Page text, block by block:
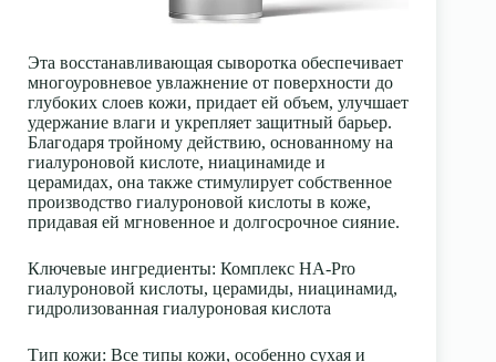
Эта восстанавливающая сыворотка обеспечивает
многоуровневое увлажнение от поверхности до
глубоких слоев кожи, придает ей объем, улучшает
удержание влаги и укрепляет защитный барьер.
Благодаря тройному действию, основанному на
гиалуроновой кислоте, ниацинамиде и
церамидах, она также стимулирует собственное
производство гиалуроновой кислоты в коже,
придавая ей мгновенное и долгосрочное сияние.
Ключевые ингредиенты: Комплекс HA-Pro
гиалуроновой кислоты, церамиды, ниацинамид,
гидролизованная гиалуроновая кислота
Тип кожи: Все типы кожи, особенно сухая и